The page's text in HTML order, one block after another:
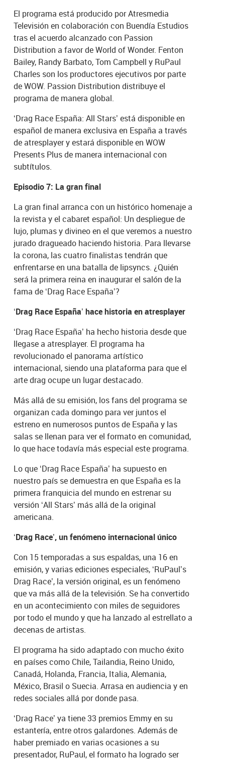
El programa está producido por Atresmedia
Televisión en colaboración con Buendía Estudios
tras el acuerdo alcanzado con Passion
Distribution a favor de World of Wonder. Fenton
Bailey, Randy Barbato, Tom Campbell y RuPaul
Charles son los productores ejecutivos por parte
de WOW. Passion Distribution distribuye el
programa de manera global.
‘Drag Race España: All Stars’ está disponible en
español de manera exclusiva en España a través
de atresplayer y estará disponible en WOW
Presents Plus de manera internacional con
subtítulos.
Episodio 7: La gran final
La gran final arranca con un histórico homenaje a
la revista y el cabaret español: Un despliegue de
lujo, plumas y divineo en el que veremos a nuestro
jurado dragueado haciendo historia. Para llevarse
la corona, las cuatro finalistas tendrán que
enfrentarse en una batalla de lipsyncs. ¿Quién
será la primera reina en inaugurar el salón de la
fama de ‘Drag Race España’?
‘Drag Race España’ hace historia en atresplayer
‘Drag Race España’ ha hecho historia desde que
llegase a atresplayer. El programa ha
revolucionado el panorama artístico
internacional, siendo una plataforma para que el
arte drag ocupe un lugar destacado.
Más allá de su emisión, los fans del programa se
organizan cada domingo para ver juntos el
estreno en numerosos puntos de España y las
salas se llenan para ver el formato en comunidad,
lo que hace todavía más especial este programa.
Lo que ‘Drag Race España’ ha supuesto en
nuestro país se demuestra en que España es la
primera franquicia del mundo en estrenar su
versión ‘All Stars’ más allá de la original
americana.
‘Drag Race’, un fenómeno internacional único
Con 15 temporadas a sus espaldas, una 16 en
emisión, y varias ediciones especiales, ‘RuPaul’s
Drag Race’, la versión original, es un fenómeno
que va más allá de la televisión. Se ha convertido
en un acontecimiento con miles de seguidores
por todo el mundo y que ha lanzado al estrellato a
decenas de artistas.
El programa ha sido adaptado con mucho éxito
en países como Chile, Tailandia, Reino Unido,
Canadá, Holanda, Francia, Italia, Alemania,
México, Brasil o Suecia. Arrasa en audiencia y en
redes sociales allá por donde pasa.
‘Drag Race’ ya tiene 33 premios Emmy en su
estantería, entre otros galardones. Además de
haber premiado en varias ocasiones a su
presentador, RuPaul, el formato ha logrado ser